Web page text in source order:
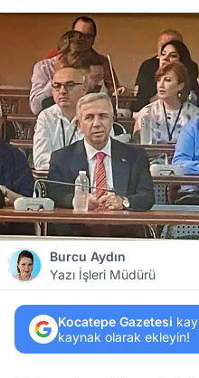
Burcu Aydın
Yazı İşleri Müdürü
Kocatepe Gazetesi
kaynak olarak ekleyin!